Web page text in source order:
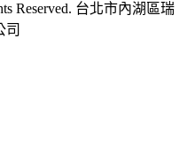
Reserved. 台北市內湖區瑞
司